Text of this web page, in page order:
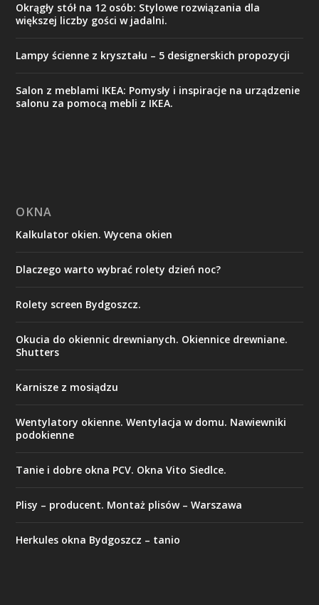
Okrągły stół na 12 osób: Stylowe rozwiązania dla
większej liczby gości w jadalni.
Lampy ścienne z kryształu – 5 designerskich propozycji
Salon z meblami IKEA: Pomysły i inspiracje na urządzenie
salonu za pomocą mebli z IKEA.
OKNA
Kalkulator okien. Wycena okien
Dlaczego warto wybrać rolety dzień noc?
Rolety screen Bydgoszcz.
Okucia do okiennic drewnianych. Okiennice drewniane.
Shutters
Karnisze z mosiądzu
Wentylatory okienne. Wentylacja w domu. Nawiewniki
podokienne
Tanie i dobre okna PCV. Okna Vito Siedlce.
Plisy – producent. Montaż plisów – Warszawa
Herkules okna Bydgoszcz – tanio